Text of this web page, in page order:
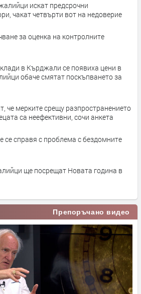
искат предсрочни
чакат четвърти вот на недоверие
за оценка на контролните
в Кърджали се появиха цени в
обаче смятат поскъпването за
че мерките срещу разпространението
на наркотици сред децата са неефективни, сочи анкета
справя с проблема с бездомните
ще посрещат Новата година в
Препоръчано видео